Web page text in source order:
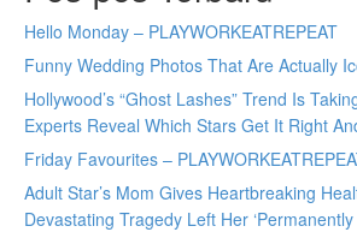
Hello Monday – PLAYWORKEATREPEAT
Funny Wedding Photos That Are Actually
Hollywood’s “Ghost Lashes” Trend Is
Experts Reveal Which Stars Get It Right
Friday Favourites –
Adult Star’s Mom Gives Heartbreaking
Devastating Tragedy Left Her ‘Permanently